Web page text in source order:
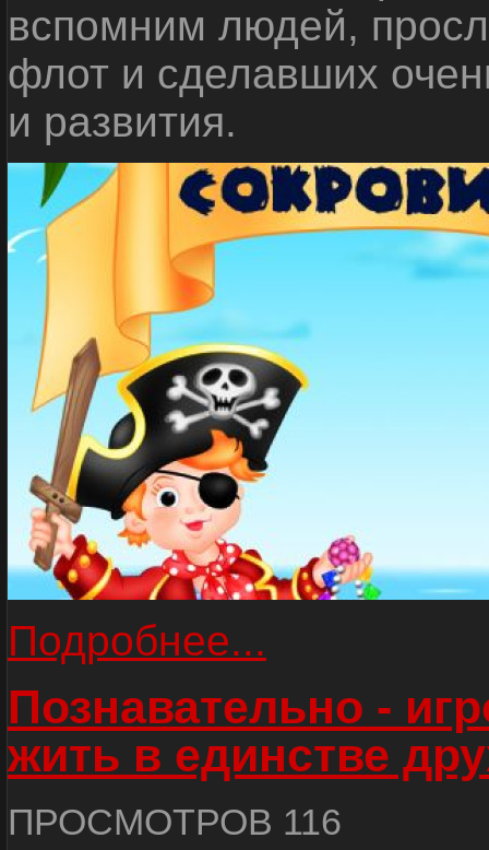
вспомним людей,
флот и сделавших
и развития.
Подробнее...
Познавательно -
жить в единстве
ПРОСМОТРОВ 116